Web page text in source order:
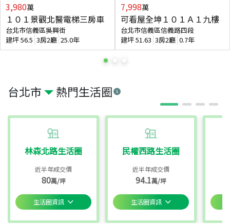
台北市 熱門生活圈
林森北路生活圈
近半年成交價
80萬/坪
生活圈資訊
民權西路生活圈
近半年成交價
94.1萬/坪
生活圈資訊
3,980萬
１０１景觀北醫電梯三房車
台北市信義區吳興街
建坪56.5 3房2廳 25.0年
7,998萬
可看屋全坤１０１Ａ１九樓
台北市信義區信義路四段
建坪51.63 3房2廳 0.7年